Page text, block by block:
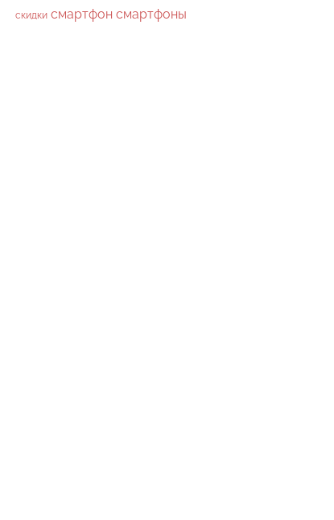
скидки смартфон смартфоны